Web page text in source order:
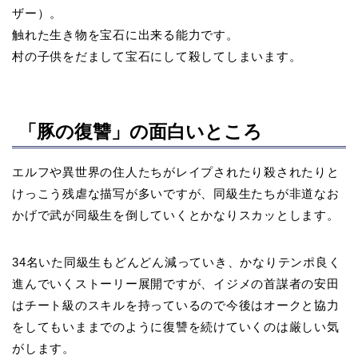
ザー）。
触れた生き物を宝石に出来る能力です。
村の子供をだまして宝石にして殺してしまいます。
「豚の復讐」の面白いところ
エルフや異世界の住人たちがレイプされたり殺されたりと
けっこう残虐な描写が多いですが、同級生たちが非道なお
かげで武が同級生を倒していくとかなりスカッとします。
34名いた同級生もどんどん減っていき、かなりテンポ良く
進んでいくストーリー展開ですが、イジメの首謀者の安田
はチート級のスキルを持っているので今後はオークと協力
をしてもいままでのように復讐を続けていくのは厳しい気
がします。